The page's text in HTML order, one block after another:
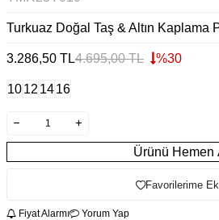
Turkuaz Doğal Taş & Altın Kaplama
3.286,50 TL4.695,00TL %30
10121416
Ürünü Hemen
Favorilerime
Fiyat Alarmı Yorum Yap